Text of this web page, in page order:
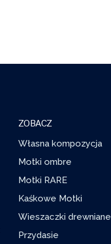
ZOBACZ
Własna kompozycja
Motki ombre
Motki RARE
Kaśkowe Motki
Wieszaczki drewniane
Przydasie